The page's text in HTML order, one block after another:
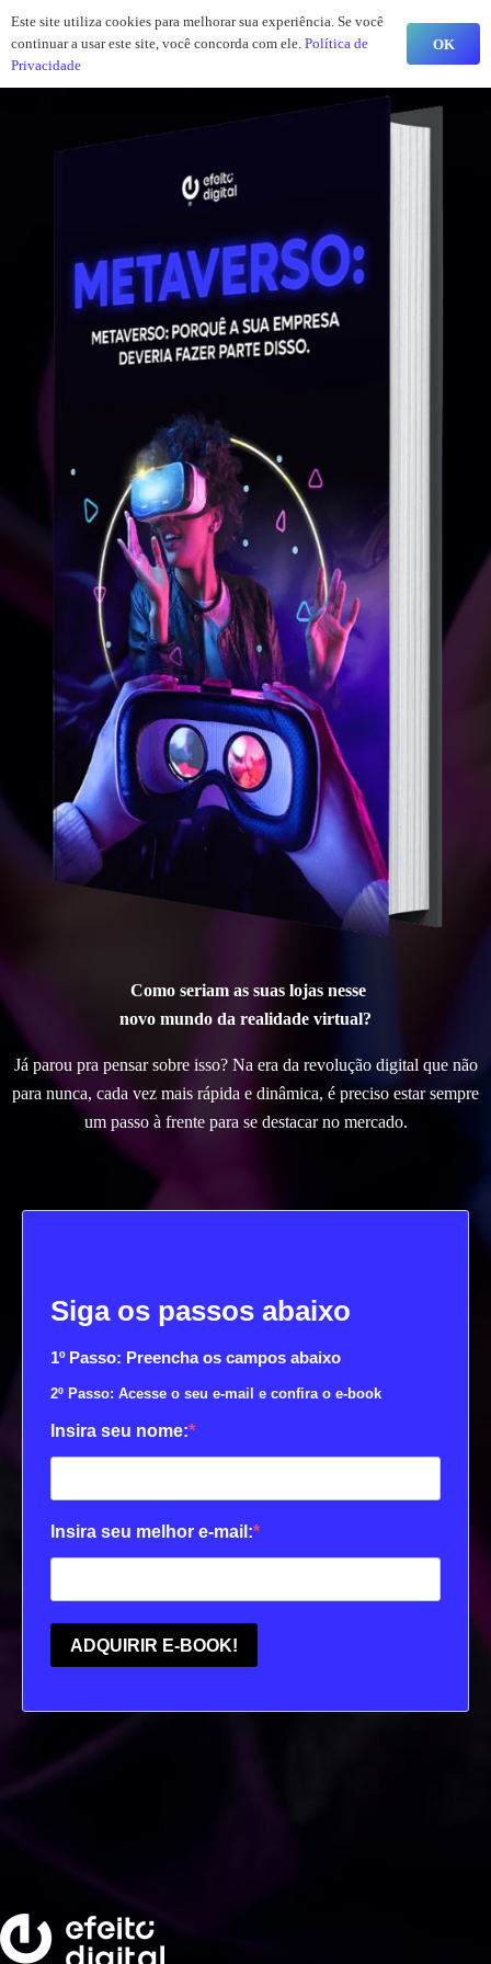
Como seriam as suas lojas nesse
novo mundo da realidade virtual?
Já parou pra pensar sobre isso? Na era da revolução digital que não
para nunca, cada vez mais rápida e dinâmica, é preciso estar sempre
um passo à frente para se destacar no mercado.
Este site utiliza cookies para melhorar sua experiência. Se você
continuar a usar este site, você concorda com ele. Política de
Privacidade
OK